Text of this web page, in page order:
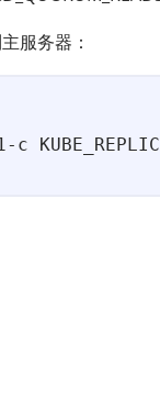
服务器：
c